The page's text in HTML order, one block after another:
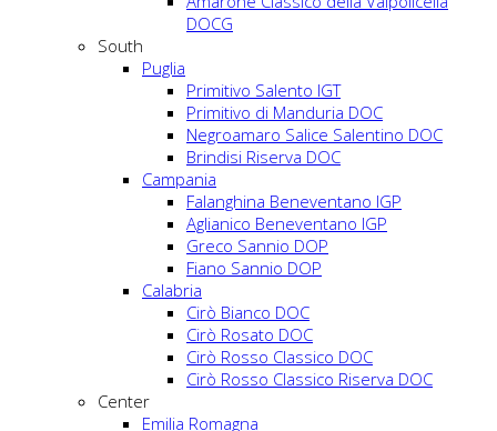
DOCG
South
Puglia
Primitivo Salento IGT
Primitivo di Manduria DOC
Negroamaro Salice Salentino DOC
Brindisi Riserva DOC
Campania
Falanghina Beneventano IGP
Aglianico Beneventano IGP
Greco Sannio DOP
Fiano Sannio DOP
Calabria
Cirò Bianco DOC
Cirò Rosato DOC
Cirò Rosso Classico DOC
Cirò Rosso Classico Riserva DOC
Center
Emilia Romagna